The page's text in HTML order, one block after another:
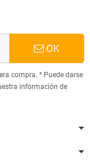
OK
compra. * Puede darse
información de